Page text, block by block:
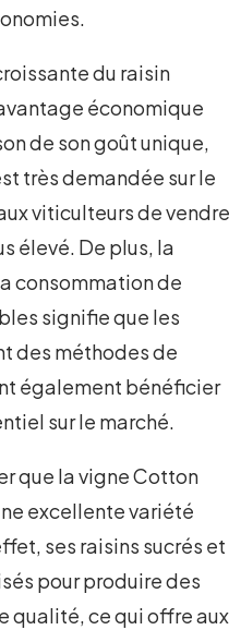
du raisin
économique
de son goût unique,
très demandée sur le
viticulteurs de vendre
élevé. De plus, la
consommation de
signifie que les
des méthodes de
également bénéficier
sur le marché.
que la vigne Cotton
excellente variété
ses raisins sucrés et
pour produire des
qualité, ce qui offre aux